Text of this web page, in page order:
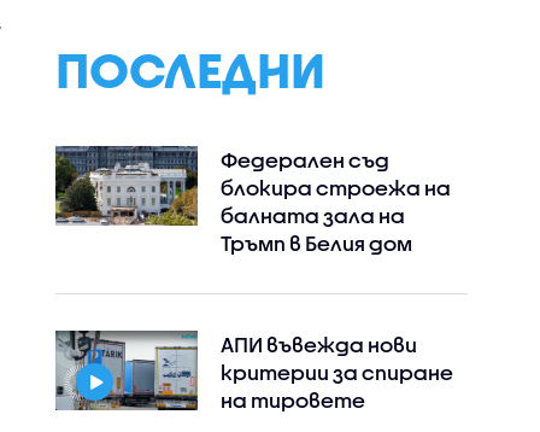
ПОСЛЕДНИ
Федерален съд
блокира строежа на
балната зала на
Тръмп в Белия дом
АПИ въвежда нови
критерии за спиране
на тировете